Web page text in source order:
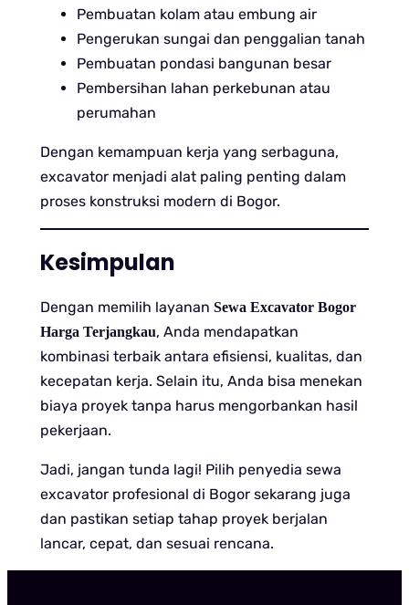
Pembuatan kolam atau embung air
Pengerukan sungai dan penggalian tanah
Pembuatan pondasi bangunan besar
Pembersihan lahan perkebunan atau
perumahan
Dengan kemampuan kerja yang serbaguna,
excavator menjadi alat paling penting dalam
proses konstruksi modern di Bogor.
Kesimpulan
Dengan memilih layanan Sewa Excavator Bogor
Harga Terjangkau, Anda mendapatkan
kombinasi terbaik antara efisiensi, kualitas, dan
kecepatan kerja. Selain itu, Anda bisa menekan
biaya proyek tanpa harus mengorbankan hasil
pekerjaan.
Jadi, jangan tunda lagi! Pilih penyedia sewa
excavator profesional di Bogor sekarang juga
dan pastikan setiap tahap proyek berjalan
lancar, cepat, dan sesuai rencana.